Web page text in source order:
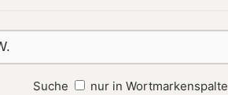
Suche nur in Wortmarkenspalte